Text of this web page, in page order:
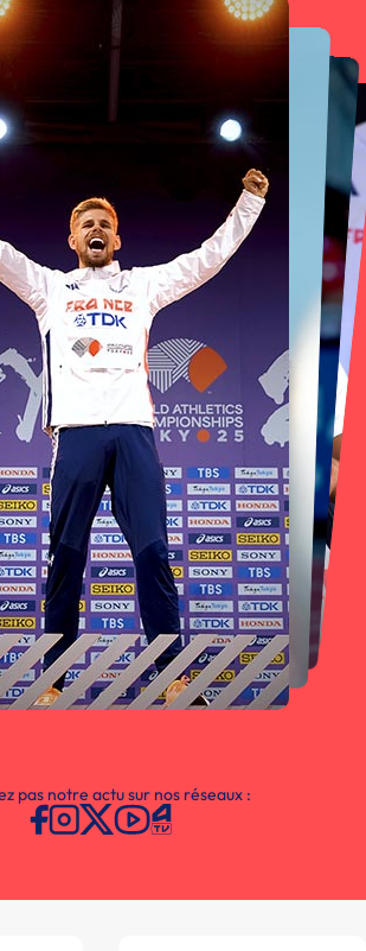
pas notre actu sur nos réseaux :